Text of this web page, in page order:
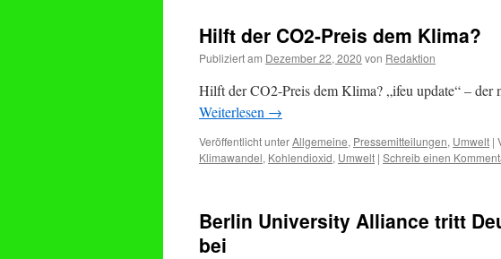
Hilft der CO2-Preis dem Klima?
Publiziert am Dezember 22, 2020 von Redaktion
Hilft der CO2-Preis dem Klima? „ifeu update“ – der
Weiterlesen →
Veröffentlicht unterAllgemeine, Pressemitteilungen, Umwelt |
Klimawandel, Kohlendioxid, Umwelt | Schreib einen
Berlin University Alliance tritt
bei